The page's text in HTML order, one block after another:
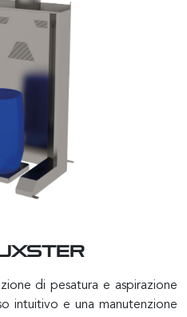
di pesatura e aspirazione
intuitivo e una manutenzione